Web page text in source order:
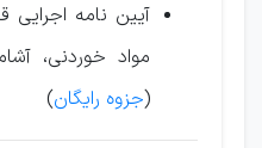
مواد خوردنی،
(جزوه رایگان)